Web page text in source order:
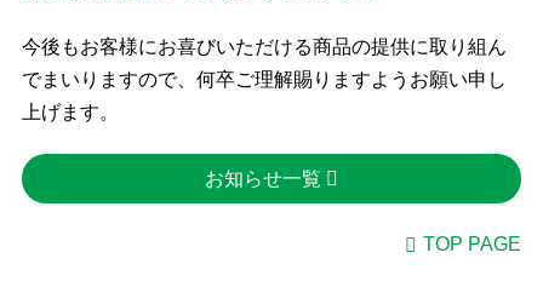
今後もお客様にお喜びいただける商品の提供に取り組ん
でまいりますので、何卒ご理解賜りますようお願い申し
上げます。
お知らせ一覧
TOP PAGE